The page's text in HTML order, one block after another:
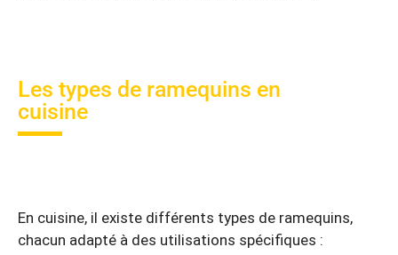
Les types de ramequins en
cuisine
En cuisine, il existe différents types de ramequins,
chacun adapté à des utilisations spécifiques :